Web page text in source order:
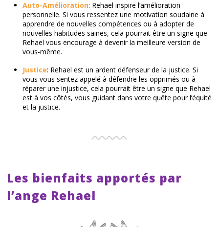
Auto-Amélioration: Rehael inspire l’amélioration
personnelle. Si vous ressentez une motivation soudaine à
apprendre de nouvelles compétences ou à adopter de
nouvelles habitudes saines, cela pourrait être un signe que
Rehael vous encourage à devenir la meilleure version de
vous-même.
Justice: Rehael est un ardent défenseur de la justice. Si
vous vous sentez appelé à défendre les opprimés ou à
réparer une injustice, cela pourrait être un signe que Rehael
est à vos côtés, vous guidant dans votre quête pour l’équité
et la justice.
Les bienfaits apportés par
l’ange Rehael